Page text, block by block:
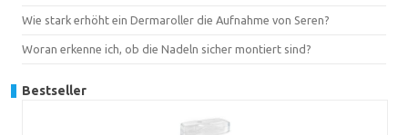
Wie stark erhöht ein Dermaroller die Aufnahme von Seren?
Woran erkenne ich, ob die Nadeln sicher montiert sind?
Bestseller